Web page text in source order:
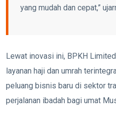
yang mudah dan cepat,”
Lewat inovasi ini, BPKH
layanan haji dan umrah
peluang bisnis baru di sektor
perjalanan ibadah bagi umat